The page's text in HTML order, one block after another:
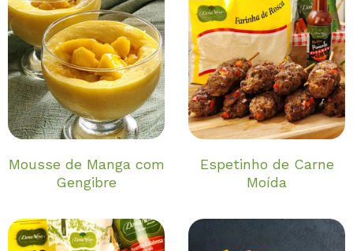
Mousse de Manga com
Gengibre
Espetinho de Carne
Moída